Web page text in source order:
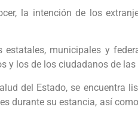
la intención de los
municipales y
y los de los ciudadanos de
del Estado, se encuentra
durante su estancia, así